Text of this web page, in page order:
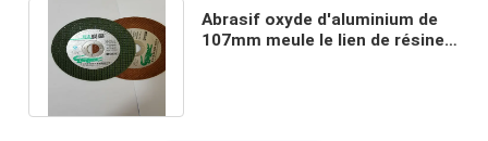
Abrasif oxyde d'aluminium de
107mm meule le lien de résine